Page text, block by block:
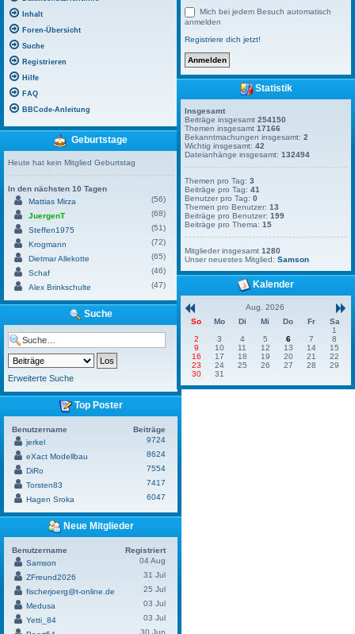
Inhalt
Foren-Übersicht
Suche
Registrieren
Hilfe
FAQ
BBCode-Anleitung
Geburtstage
Heute hat kein Mitglied Geburtstag
In den nächsten 10 Tagen
Mattias Mirza
(56)
JuergenT
(68)
Steffen1975
(51)
Krogmann
(72)
Dietmar Allekotte
(65)
Schaf
(46)
Alex Brinkschulte
(47)
Suche
Erweiterte Suche
Top Poster
Benutzername
Beiträge
jerkel
9724
eXact Modellbau
8624
DiRo
7554
Torsten83
7417
Hagen Sroka
6047
Neue Mitglieder
Benutzername
Registriert
Samson
04 Aug
ZFreund2026
31 Jul
fischerjoerg@t-online.de
25 Jul
Medusa
03 Jul
Yetti_84
03 Jul
30 Jun
Mich bei jedem Besuch automatisch
anmelden
Registriere dich jetzt!
Statistik
Insgesamt
Beiträge insgesamt254150
Themen insgesamt17166
Bekanntmachungen insgesamt:2
Wichtig insgesamt:42
Dateianhänge insgesamt:132494
Themen pro Tag:3
Beiträge pro Tag:41
Benutzer pro Tag:0
Themen pro Benutzer:13
Beiträge pro Benutzer:199
Beiträge pro Thema:15
Mitglieder insgesamt1280
Unser neuestes Mitglied:Samson
Kalender
Aug. 2026
So
Mo Di Mi Do Fr
Sa
1
2
3 4 5 6 7
8
9
10 11 12 13 14
15
16
17 18 19 20 21
22
23
24 25 26 27 28
29
30
31